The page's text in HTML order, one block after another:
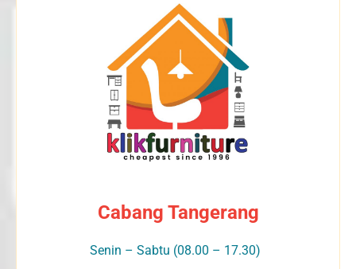
Cabang Tangerang
Senin – Sabtu (08.00 – 17.30)